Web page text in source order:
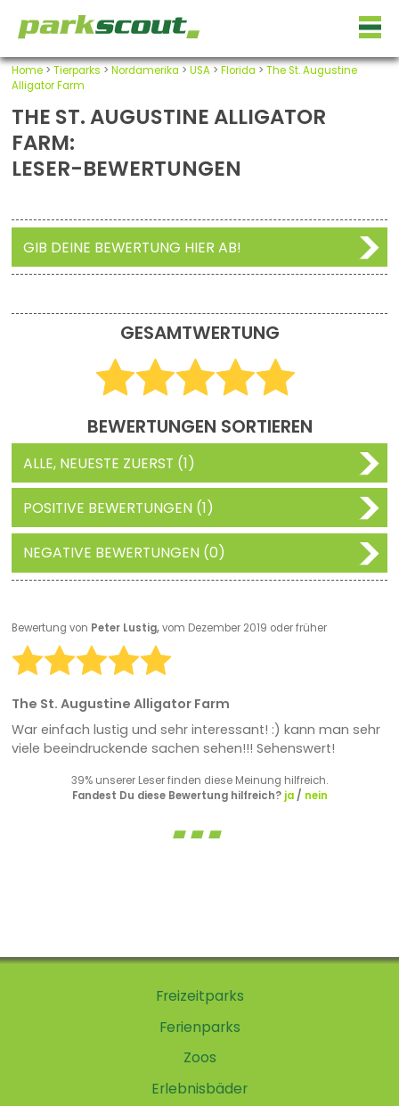
Home> Tierparks > Nordamerika > USA> Florida > The St. Augustine
Alligator Farm
THE ST. AUGUSTINE ALLIGATOR
FARM:
LESER-BEWERTUNGEN
GIB DEINE BEWERTUNG HIER AB!
GESAMTWERTUNG
BEWERTUNGEN SORTIEREN
ALLE, NEUESTE ZUERST (1)
POSITIVE BEWERTUNGEN (1)
NEGATIVE BEWERTUNGEN (0)
Bewertung von Peter Lustig,vom Dezember 2019 oder früher
The St. Augustine Alligator Farm
War einfach lustig und sehr interessant! :) kann man sehr
viele beeindruckende sachen sehen!!! Sehenswert!
39% unserer Leser finden diese Meinung hilfreich.
Fandest Du diese Bewertung hilfreich? ja/ nein
Freizeitparks
Ferienparks
Zoos
Erlebnisbäder